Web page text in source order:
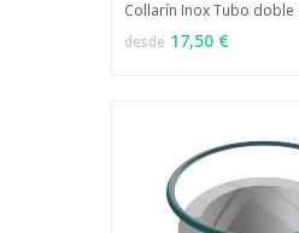
VER OPCIONES
Collarín Inox Tubo doble
desde 17,50 €